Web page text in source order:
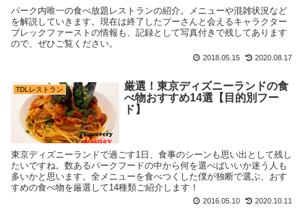
パーク内唯一の食べ放題レストランの紹介。メニューや混雑状況など
を解説していきます。現在は終了したプーさんと会えるキャラクター
ブレックファーストの情報も、記録として写真付きで残してあります
ので、ぜひご覧ください。
2018.05.15 2020.08.17
TDLレストラン
厳選！東京ディズニーランドの食
べ物おすすめ14選【目的別フー
ド】
東京ディズニーランドで過ごす1日、食事のシーンも思い出として残し
たいですね。数あるパークフードの中から何を選べばいいか迷う人も
多いかと思います。全メニューを食べつくした僕が独断で選ぶ、おす
すめの食べ物を厳選して14種類ご紹介します！
2016.05.10 2020.10.11